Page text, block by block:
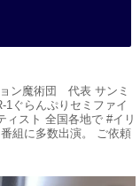
ョン魔術団 代表 サンミ
1ぐらんぷりセミファイ
ィスト 全国各地で #イリ
組に多数出演。 ご依頼